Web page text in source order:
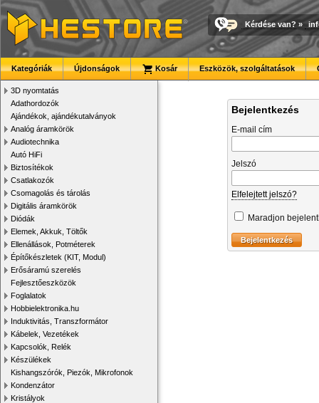
Kérdése van? »
Kategóriák Újdonságok Kosár Eszközök, szolgáltatások
3D nyomtatás
Adathordozók
Ajándékok, ajándékutalványok
Analóg áramkörök
Audiotechnika
Autó HiFi
Biztosítékok
Csatlakozók
Csomagolás és tárolás
Digitális áramkörök
Diódák
Elemek, Akkuk, Töltők
Ellenállások, Potméterek
Építőkészletek (KIT, Modul)
Erősáramú szerelés
Fejlesztőeszközök
Foglalatok
Hobbielektronika.hu
Induktivitás, Transzformátor
Kábelek, Vezetékek
Kapcsolók, Relék
Készülékek
Kishangszórók, Piezók, Mikrofonok
Kondenzátor
Kristályok
Bejelentkezés
E-mail cím
Jelszó
Elfelejtett jelszó?
Maradjon